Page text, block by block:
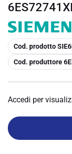
copia
Cod. prodotto
copia
Cod. produttore
Accedi per